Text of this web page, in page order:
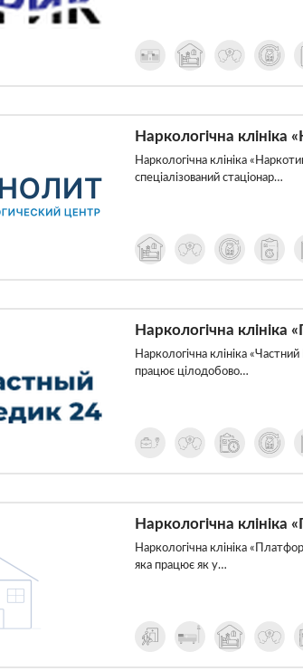
Наркологічна клініка
Наркологічна клініка
спеціалізований стаціонар…
Наркологічна
Наркологічна клініка
працює цілодобово…
Наркологічна клініка
Наркологічна клініка
яка працює як у…